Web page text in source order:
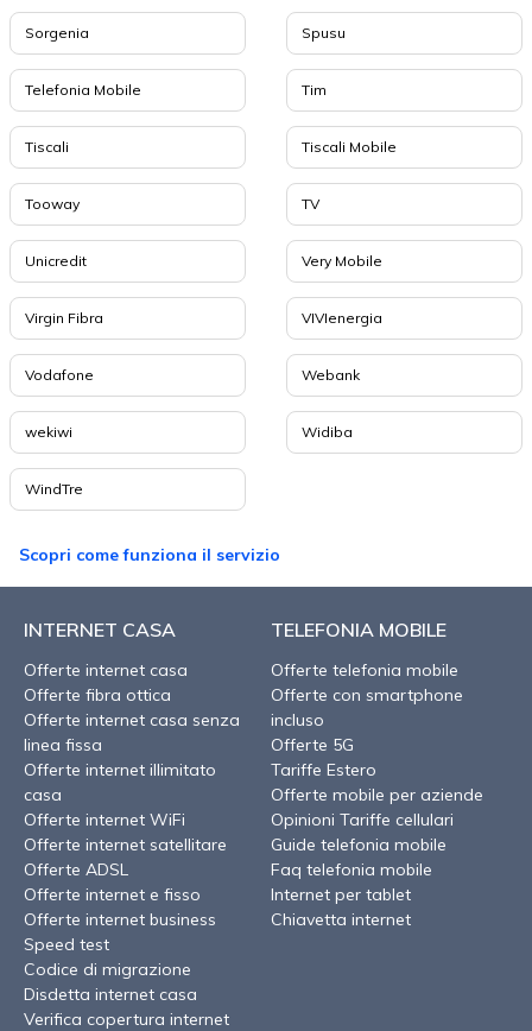
Sorgenia Spusu
Telefonia Mobile Tim
Tiscali Tiscali Mobile
Tooway TV
Unicredit Very Mobile
Virgin Fibra VIVIenergia
Vodafone Webank
wekiwi Widiba
WindTre
Scopri come funziona il servizio
INTERNET CASA
Offerte internet casa
Offerte fibra ottica
Offerte internet casa senza
linea fissa
Offerte internet illimitato
casa
Offerte internet WiFi
Offerte internet satellitare
Offerte ADSL
Offerte internet e fisso
Offerte internet business
Speed test
Codice di migrazione
Disdetta internet casa
Verifica copertura internet
TELEFONIA MOBILE
Offerte telefonia mobile
Offerte con smartphone
incluso
Offerte 5G
Tariffe Estero
Offerte mobile per aziende
Opinioni Tariffe cellulari
Guide telefonia mobile
Faq telefonia mobile
Internet per tablet
Chiavetta internet